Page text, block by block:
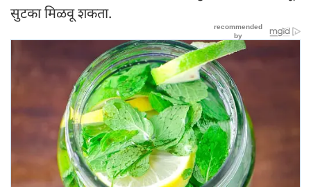
सुटका मिळवू शकता.